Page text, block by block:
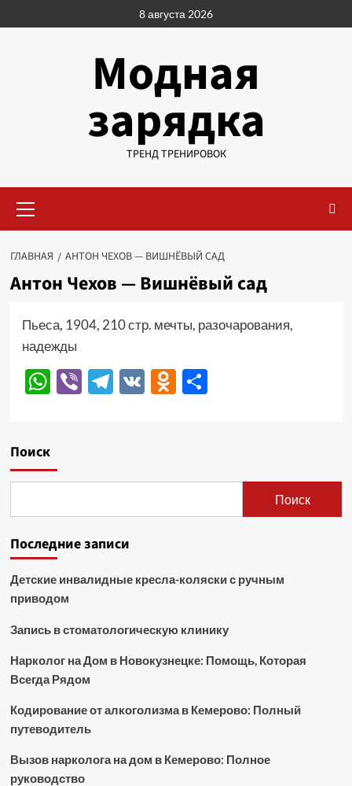
к
8 августа 2026
Модная
зарядка
ТРЕНД ТРЕНИРОВОК
меню
ГЛАВНАЯ АНТОН ЧЕХОВ — ВИШНЁВЫЙ САД
Антон Чехов — Вишнёвый сад
Пьеса, 1904, 210 стр. мечты, разочарования,
надежды
WhatsApp
ViberTelegram
VKOdnoklassniki
Отправить
Поиск
Поиск
Последние записи
Детские инвалидные кресла-коляски с ручным
приводом
Запись в стоматологическую клинику
Нарколог на Дом в Новокузнецке: Помощь, Которая
Всегда Рядом
Кодирование от алкоголизма в Кемерово: Полный
путеводитель
Вызов нарколога на дом в Кемерово: Полное
руководство